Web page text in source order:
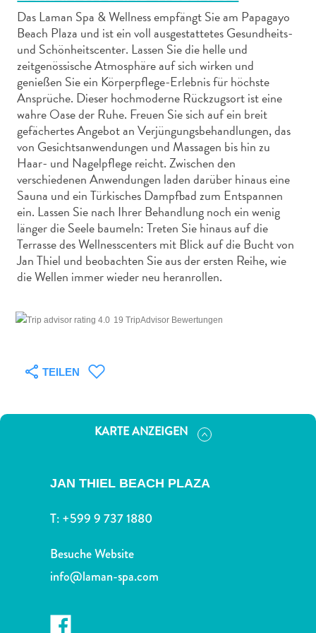
Abenteuer
Land
andere
Einkaufsviertel
Essen
und
trinken
Kunst
und
Kultur
Mietwagen
Nachtleben
Natur
Sehenswürdigkeiten
Wellness
Das Laman Spa & Wellness empfängt Sie am Papagayo
Beach Plaza und ist ein voll ausgestattetes Gesundheits-
und Schönheitscenter. Lassen Sie die helle und
zeitgenössische Atmosphäre auf sich wirken und
genießen Sie ein Körperpflege-Erlebnis für höchste
Ansprüche. Dieser hochmoderne Rückzugsort ist eine
wahre Oase der Ruhe. Freuen Sie sich auf ein breit
gefächertes Angebot an Verjüngungsbehandlungen, das
von Gesichtsanwendungen und Massagen bis hin zu
Haar- und Nagelpflege reicht. Zwischen den
verschiedenen Anwendungen laden darüber hinaus eine
Sauna und ein Türkisches Dampfbad zum Entspannen
ein. Lassen Sie nach Ihrer Behandlung noch ein wenig
länger die Seele baumeln: Treten Sie hinaus auf die
Terrasse des Wellnesscenters mit Blick auf die Bucht von
Jan Thiel und beobachten Sie aus der ersten Reihe, wie
die Wellen immer wieder neu heranrollen.
19 TripAdvisor Bewertungen
TEILEN
KARTE ANZEIGEN
JAN THIEL BEACH PLAZA
T:+599 9 737 1880
Besuche Website
info@laman-spa.com